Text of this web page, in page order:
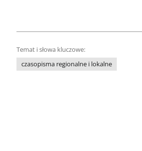
Temat i słowa kluczowe:
czasopisma regionalne i lokalne